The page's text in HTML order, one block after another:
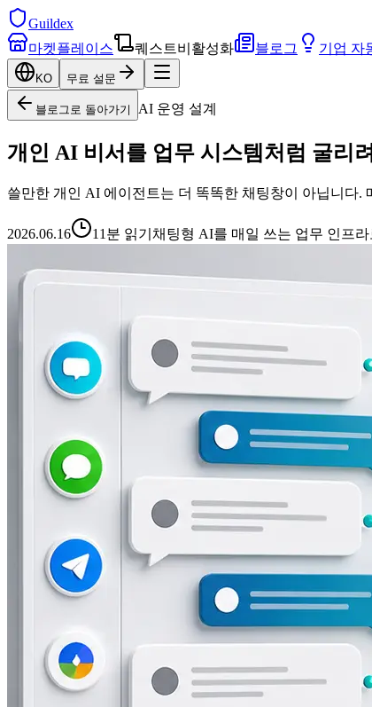
Guildex
마켓플레이스
퀘스트비활성화 블로그 기업 자
KO 무료 설문
블로그로 돌아가기 AI 운영 설계
개인 AI 비서를 업무 시스템처럼 굴리
쓸만한 개인 AI 에이전트는 더 똑똑한 채팅창이 아닙니다.
2026.06.16 11분 읽기 채팅형 AI를 매일 쓰는 업무 인프